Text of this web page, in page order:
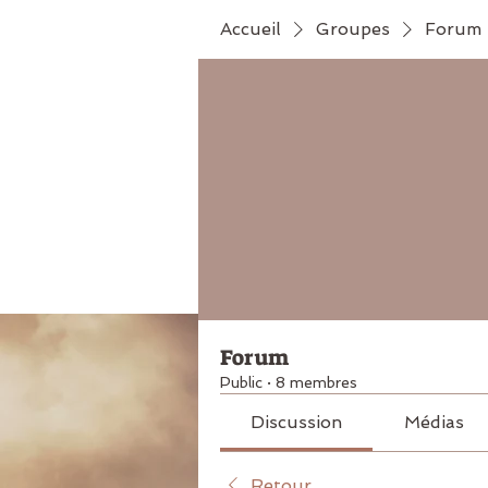
Accueil Groupes Forum
Forum
Public · 8 membres
Discussion Médias